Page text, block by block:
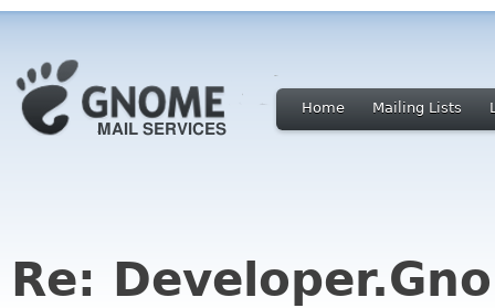
Home Mailing Lists
Re: